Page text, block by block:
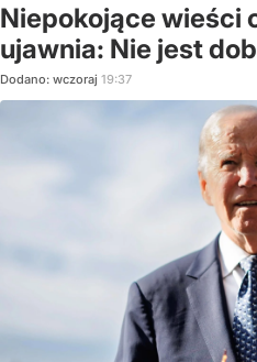
Niepokojące wieści
ujawnia: Nie jest
Dodano: wczoraj 19:37